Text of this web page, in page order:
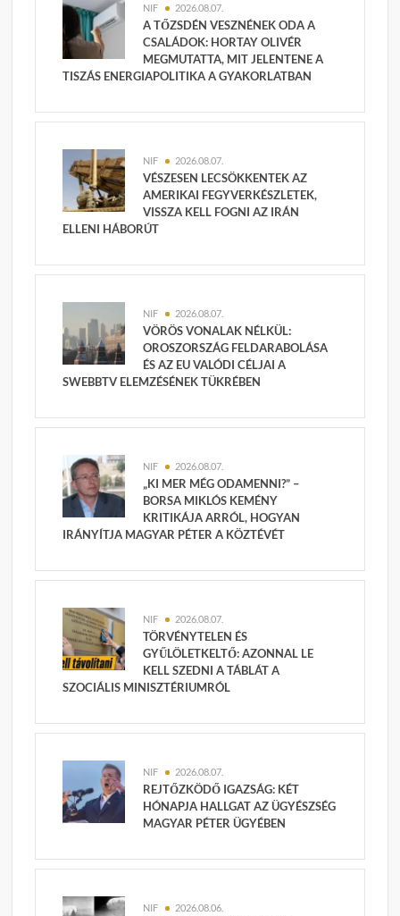
NIF 2026.08.07.
A TŐZSDÉN VESZNÉNEK ODA A
CSALÁDOK: HORTAY OLIVÉR
MEGMUTATTA, MIT JELENTENE A
TISZÁS ENERGIAPOLITIKA A GYAKORLATBAN
NIF 2026.08.07.
VÉSZESEN LECSÖKKENTEK AZ
AMERIKAI FEGYVERKÉSZLETEK,
VISSZA KELL FOGNI AZ IRÁN
ELLENI HÁBORÚT
NIF 2026.08.07.
VÖRÖS VONALAK NÉLKÜL:
OROSZORSZÁG FELDARABOLÁSA
ÉS AZ EU VALÓDI CÉLJAI A
SWEBBTV ELEMZÉSÉNEK TÜKRÉBEN
NIF 2026.08.07.
„KI MER MÉG ODAMENNI?” –
BORSA MIKLÓS KEMÉNY
KRITIKÁJA ARRÓL, HOGYAN
IRÁNYÍTJA MAGYAR PÉTER A KÖZTÉVÉT
NIF 2026.08.07.
TÖRVÉNYTELEN ÉS
GYŰLÖLETKELTŐ: AZONNAL LE
KELL SZEDNI A TÁBLÁT A
SZOCIÁLIS MINISZTÉRIUMRÓL
NIF 2026.08.07.
REJTŐZKÖDŐ IGAZSÁG: KÉT
HÓNAPJA HALLGAT AZ ÜGYÉSZSÉG
MAGYAR PÉTER ÜGYÉBEN
NIF 2026.08.06.